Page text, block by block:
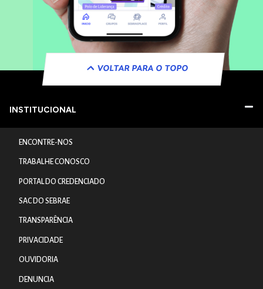
VOLTAR PARA O TOPO
INSTITUCIONAL
ENCONTRE-NOS
TRABALHE CONOSCO
PORTAL DO CREDENCIADO
SAC DO SEBRAE
TRANSPARÊNCIA
PRIVACIDADE
OUVIDORIA
DENUNCIA